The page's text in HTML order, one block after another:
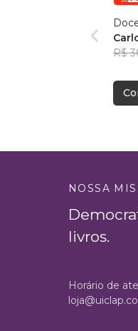
R$
NOSSA
livros.
Horário de